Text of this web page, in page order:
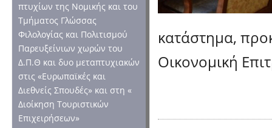
πτυχίων της Νομικής και του
Τμήματος Γλώσσας
Φιλολογίας και Πολιτισμού
Παρευξείνιων χωρών του
Δ.Π.Θ και δυο μεταπτυχιακών
στις «Ευρωπαϊκές και
Διεθνείς Σπουδές» και στη «
Διοίκηση Τουριστικών
Επιχειρήσεων»
κατάστημα,
Οικονομική